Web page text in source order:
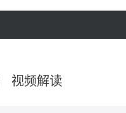
视频解读